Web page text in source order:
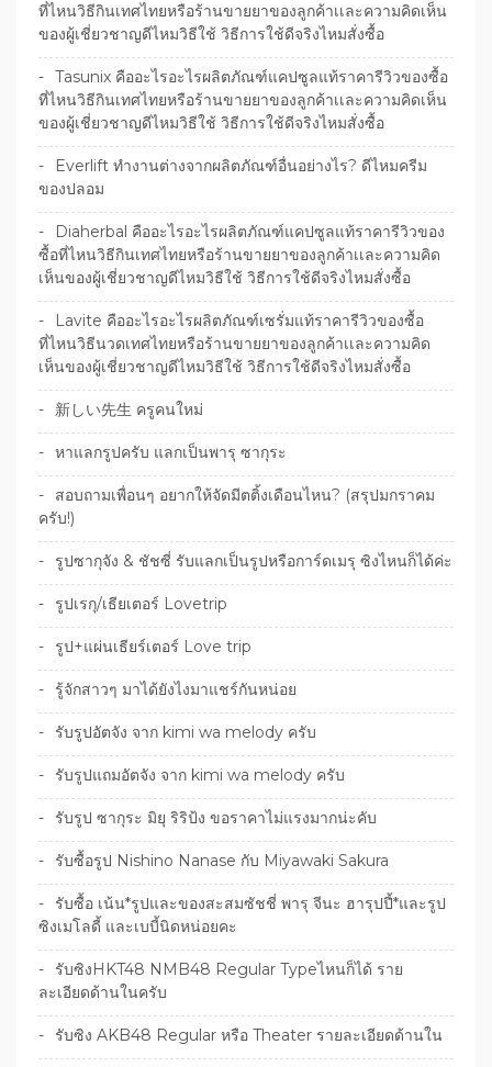
ที่ไหนวิธีกินเทศไทยหรือร้านขายยาของลูกค้าเเละความคิดเห็น
ของผู้เชี่ยวชาญดีไหมวิธีใช้ วิธีการใช้ดีจริงไหมสั่งซื้อ
Tasunix คืออะไรอะไรผลิตภัณฑ์แคปซูลแท้ราคารีวิวของซื้อ
ที่ไหนวิธีกินเทศไทยหรือร้านขายยาของลูกค้าเเละความคิดเห็น
ของผู้เชี่ยวชาญดีไหมวิธีใช้ วิธีการใช้ดีจริงไหมสั่งซื้อ
Everlift ทำงานต่างจากผลิตภัณฑ์อื่นอย่างไร? ดีไหมครีม
ของปลอม
Diaherbal คืออะไรอะไรผลิตภัณฑ์แคปซูลแท้ราคารีวิวของ
ซื้อที่ไหนวิธีกินเทศไทยหรือร้านขายยาของลูกค้าเเละความคิด
เห็นของผู้เชี่ยวชาญดีไหมวิธีใช้ วิธีการใช้ดีจริงไหมสั่งซื้อ
Lavite คืออะไรอะไรผลิตภัณฑ์เซรั่มแท้ราคารีวิวของซื้อ
ที่ไหนวิธีนวดเทศไทยหรือร้านขายยาของลูกค้าเเละความคิด
เห็นของผู้เชี่ยวชาญดีไหมวิธีใช้ วิธีการใช้ดีจริงไหมสั่งซื้อ
新しい先生 ครูคนใหม่
หาแลกรูปครับ แลกเป็นพารุ ซากุระ
สอบถามเพื่อนๆ อยากให้จัดมีตติ้งเดือนไหน? (สรุปมกราคม
ครับ!)
รูปซากุจัง & ชัชซี่ รับแลกเป็นรูปหรือการ์ดเมรุ ซิงไหนก็ได้ค่ะ
รูปเรกุ/เธียเตอร์ Lovetrip
รูป+แผ่นเธียร์เตอร์ Love trip
รู้จักสาวๆ มาได้ยังไงมาแชร์กันหน่อย
รับรูปอัตจัง จาก kimi wa melody ครับ
รับรูปแถมอัตจัง จาก kimi wa melody ครับ
รับรูป ซากุระ มิยุ ริริป้ง ขอราคาไม่แรงมากน่ะคับ
รับซื้อรูป Nishino Nanase กับ Miyawaki Sakura
รับซื้อ เน้น*รูปและของสะสมซัชชี่ พารุ จีนะ ฮารุปปี้*และรูป
ซิงเมโลดี้ และเบบี้นิดหน่อยคะ
รับซิงHKT48 NMB48 Regular Typeไหนก็ได้ ราย
ละเอียดด้านในครับ
รับซิง AKB48 Regular หรือ Theater รายละเอียดด้านใน